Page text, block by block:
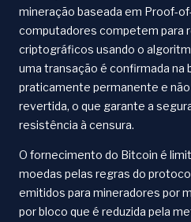
mineração baseada em Proof-
computadores competem para
criptográficos usando o
uma transação é confirmada na
praticamente permanente e
revertida, o que garante a
resistência à censura.
O fornecimento do Bitcoin é
moedas pelas regras do
emitidos para mineradores por
por bloco que é reduzida pela